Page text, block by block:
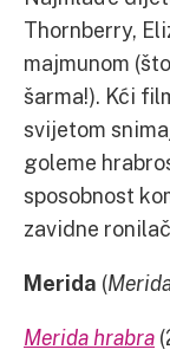
Thornberry,
majmunom
šarma!). Kći
svijetom
goleme
sposobnost
zavidne
Merida (
Merida hrabra